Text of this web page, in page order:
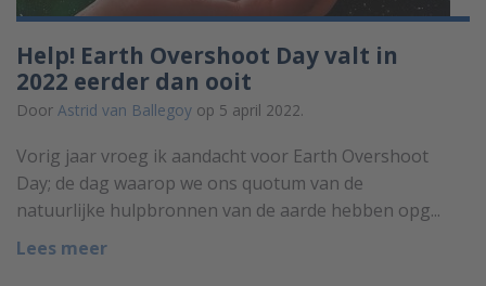
Help! Earth Overshoot Day valt in
2022 eerder dan ooit
Door Astrid van Ballegoy op 5 april 2022.
Vorig jaar vroeg ik aandacht voor Earth Overshoot
Day; de dag waarop we ons quotum van de
natuurlijke hulpbronnen van de aarde hebben opg...
Lees meer